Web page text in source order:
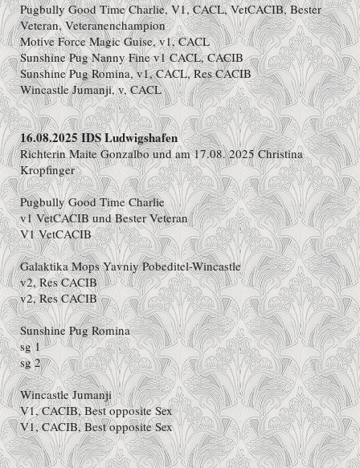
Pugbully Good Time Charlie, V1, CACL, VetCACIB, Bester
Veteran, Veteranenchampion
Motive Force Magic Guise, v1, CACL
Sunshine Pug Nanny Fine v1 CACL, CACIB
Sunshine Pug Romina, v1, CACL, Res CACIB
Wincastle Jumanji, v, CACL
16.08.2025 IDS Ludwigshafen
Richterin Maite Gonzalbo und am 17.08. 2025 Christina
Kropfinger
Pugbully Good Time Charlie
v1 VetCACIB und Bester Veteran
V1 VetCACIB
Galaktika Mops Yavniy Pobeditel-Wincastle
v2, Res CACIB
v2, Res CACIB
Sunshine Pug Romina
sg 1
sg 2
Wincastle Jumanji
V1, CACIB, Best opposite Sex
V1, CACIB, Best opposite Sex